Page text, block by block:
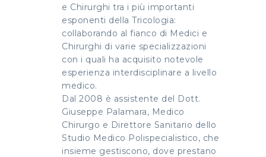
e Chirurghi tra i più importanti
esponenti della Tricologia:
collaborando al fianco di Medici e
Chirurghi di varie specializzazioni
con i quali ha acquisito notevole
esperienza interdisciplinare a livello
medico.
Dal 2008 è assistente del Dott.
Giuseppe Palamara, Medico
Chirurgo e Direttore Sanitario dello
Studio Medico Polispecialistico, che
insieme gestiscono, dove prestano